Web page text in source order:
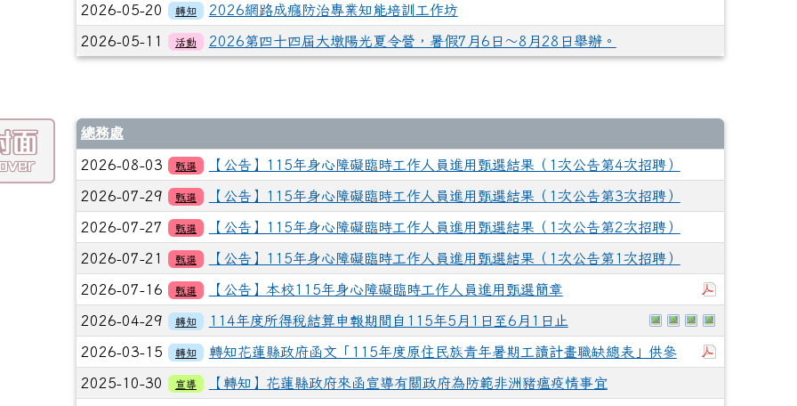
2026-05-20 轉知 2026網路成癮防治專業知能培訓工作坊
2026-05-11 活動 2026第四十四屆大墩陽光夏令營，暑假7月6日～8月28日舉辦。
總務處
2026-08-03 甄選 【公告】115年身心障礙臨時工作人員進用甄選結果（1次公告第4次招聘）
2026-07-29 甄選 【公告】115年身心障礙臨時工作人員進用甄選結果（1次公告第3次招聘）
2026-07-27 甄選 【公告】115年身心障礙臨時工作人員進用甄選結果（1次公告第2次招聘）
2026-07-21 甄選 【公告】115年身心障礙臨時工作人員進用甄選結果（1次公告第1次招聘）
2026-07-16 甄選 【公告】本校115年身心障礙臨時工作人員進用甄選簡章
於彈跳視窗觀看：
於彈跳視窗觀看
於彈跳視窗觀
2026-04-29 轉知 114年度所得稅結算申報期間自115年5月1日至6月1日止
2026-03-15 轉知 轉知花蓮縣政府函文「115年度原住民族青年暑期工讀計畫職缺總表」供參
2025-10-30 宣導 【轉知】花蓮縣政府來函宣導有關政府為防範非洲豬瘟疫情事宜